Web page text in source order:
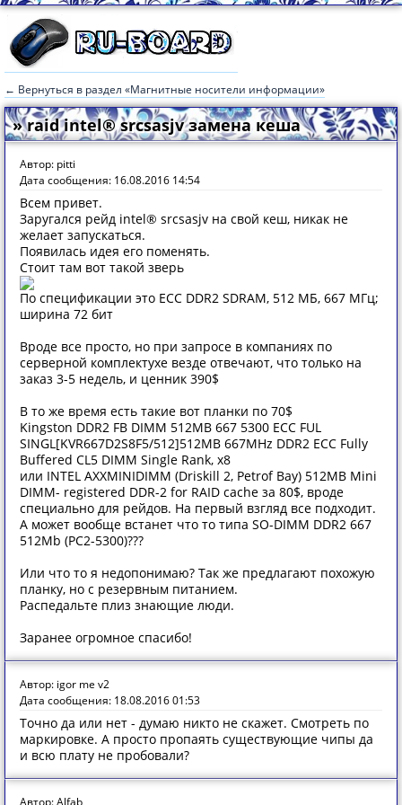
← Вернуться в раздел «Магнитные носители информации»
» raid intel® srcsasjv замена кеша
Автор: pitti
Дата сообщения: 16.08.2016 14:54
Всем привет.
Заругался рейд intel® srcsasjv на свой кеш, никак не
желает запускаться.
Появилась идея его поменять.
Стоит там вот такой зверь
По спецификации это ECC DDR2 SDRAM, 512 МБ, 667 МГц;
ширина 72 бит
Вроде все просто, но при запросе в компаниях по
серверной комплектухе везде отвечают, что только на
заказ 3-5 недель, и ценник 390$
В то же время есть такие вот планки по 70$
Kingston DDR2 FB DIMM 512MB 667 5300 ECC FUL
SINGL[KVR667D2S8F5/512]512MB 667MHz DDR2 ECC Fully
Buffered CL5 DIMM Single Rank, x8
или INTEL AXXMINIDIMM (Driskill 2, Petrof Bay) 512MB Mini
DIMM- registered DDR-2 for RAID cache за 80$, вроде
специально для рейдов. На первый взгляд все подходит.
А может вообще встанет что то типа SO-DIMM DDR2 667
512Mb (PC2-5300)???
Или что то я недопонимаю? Так же предлагают похожую
планку, но с резервным питанием.
Распедальте плиз знающие люди.
Заранее огромное спасибо!
Автор: igor me v2
Дата сообщения: 18.08.2016 01:53
Точно да или нет - думаю никто не скажет. Смотреть по
маркировке. А просто пропаять существующие чипы да
и всю плату не пробовали?
Автор: Alfab